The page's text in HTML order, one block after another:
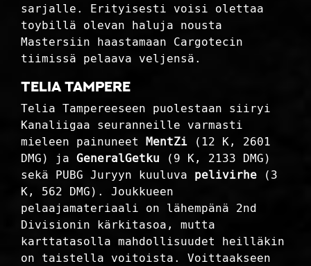
sarjalle. Erityisesti voisi olettaa
toybillä olevan haluja nousta
Mastersiin haastamaan Cargotecin
tiimissä pelaava veljensä.
Telia Tampere
Telia Tampereeseen puolestaan siiryi
Kanaliigaa seuranneille varmasti
mieleen painuneet MentZi (12 K, 2601
DMG) ja GeneralGetku (9 K, 2133 DMG)
sekä PUBG Juryyn kuuluva pelivirhe (3
K, 562 DMG). Joukkueen
pelaajamateriaali on lähempänä 2nd
Divisionin kärkitasoa, mutta
karttatasolla mahdollisuudet heilläkin
on taistella voitoista. Voittaakseen